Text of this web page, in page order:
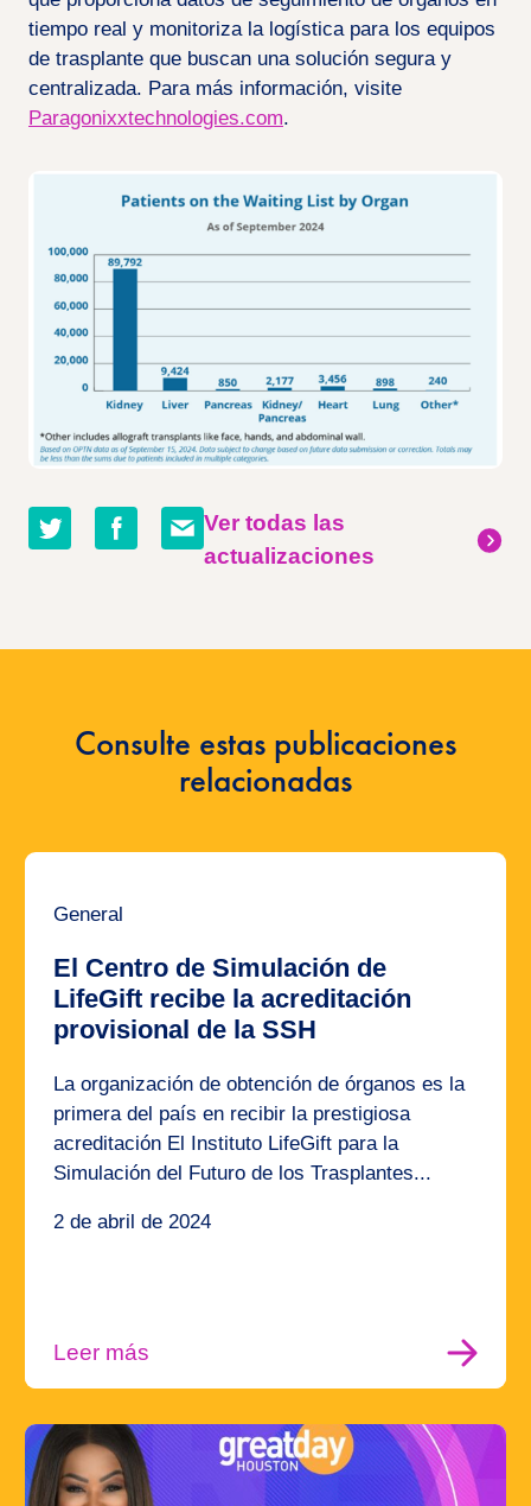
tiempo real y monitoriza la logística para los equipos
de trasplante que buscan una solución segura y
centralizada. Para más información, visite
Paragonixxtechnologies.com.
Compartir
en
Compartir
en
Compartir
por
Ver todas las
actualizaciones
Consulte estas publicaciones
relacionadas
General
El Centro de Simulación de
LifeGift recibe la acreditación
provisional de la SSH
La organización de obtención de órganos es la
primera del país en recibir la prestigiosa
acreditación El Instituto LifeGift para la
Simulación del Futuro de los Trasplantes...
2 de abril de 2024
Leer más